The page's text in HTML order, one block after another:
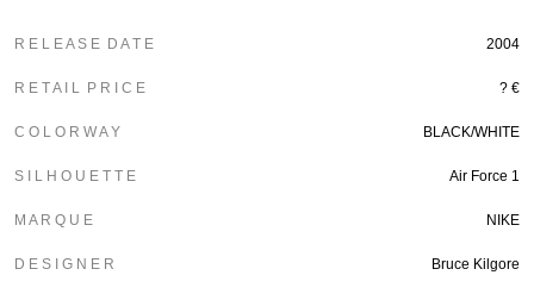
R E L E A S E D A T E 2004
R E T A I L P R I C E ? €
C O L O R W A Y BLACK/WHITE
S I L H O U E T T E Air Force 1
M A R Q U E NIKE
D E S I G N E R Bruce Kilgore